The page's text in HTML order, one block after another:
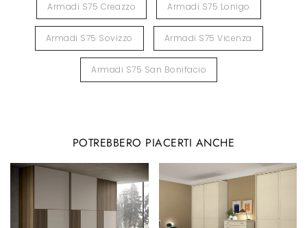
Armadi S75 Creazzo Armadi S75 Lonigo
Armadi S75 Sovizzo Armadi S75 Vicenza
Armadi S75 San Bonifacio
POTREBBERO PIACERTI ANCHE